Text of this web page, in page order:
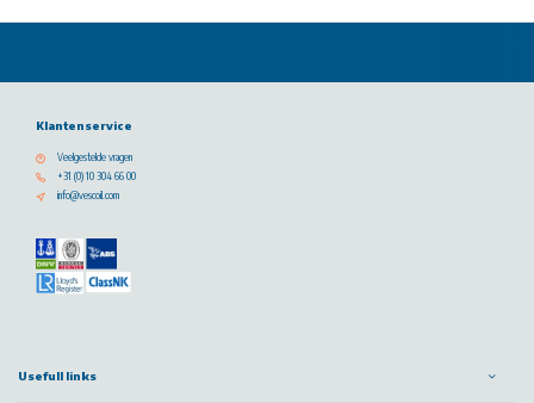
Klantenservice
Veelgestelde vragen
+31 (0) 10 304 66 00
info@vescoil.com
Usefull links